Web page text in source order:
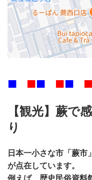
■ ■■ ■■ ■
【観光】蕨で
り
日本一小さな市「蕨市
が点在しています。
例えば、 歴史民俗資料